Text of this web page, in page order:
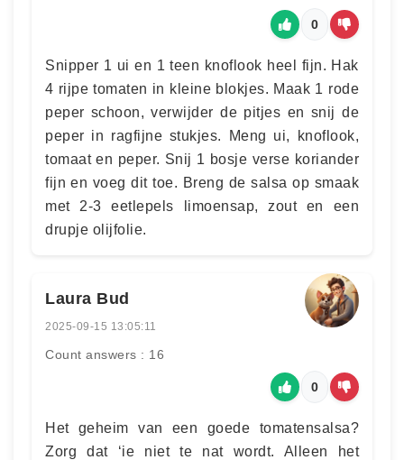
0
Snipper 1 ui en 1 teen knoflook heel fijn. Hak
4 rijpe tomaten in kleine blokjes. Maak 1 rode
peper schoon, verwijder de pitjes en snij de
peper in ragfijne stukjes. Meng ui, knoflook,
tomaat en peper. Snij 1 bosje verse koriander
fijn en voeg dit toe. Breng de salsa op smaak
met 2-3 eetlepels limoensap, zout en een
drupje olijfolie.
Laura Bud
2025-09-15 13:05:11
Count answers : 16
0
Het geheim van een goede tomatensalsa?
Zorg dat ‘ie niet te nat wordt. Alleen het